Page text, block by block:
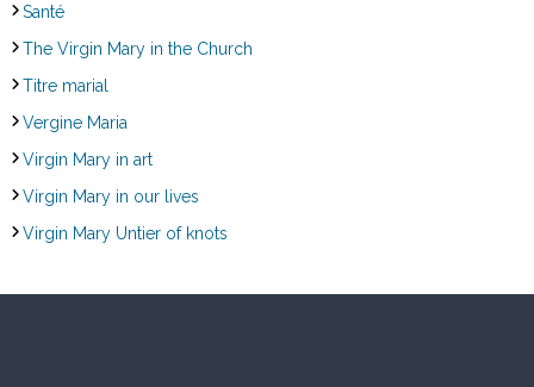
Santé
The Virgin Mary in the Church
Titre marial
Vergine Maria
Virgin Mary in art
Virgin Mary in our lives
Virgin Mary Untier of knots